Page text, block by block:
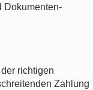
Dokumenten-
richtigen
Zahlung